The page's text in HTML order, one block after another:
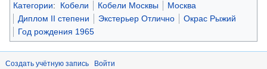
Категории: Кобели Кобели Москвы
Москва
Диплом II степени
Экстерьер Отлично
Окрас Рыжий
Год рождения 1965
Создать учётную запись Войти